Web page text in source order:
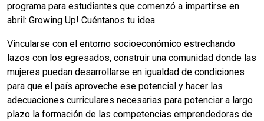
programa para estudiantes que comenzó a impartirse en
abril: Growing Up! Cuéntanos tu idea.
Vincularse con el entorno socioeconómico estrechando
lazos con los egresados, construir una comunidad donde las
mujeres puedan desarrollarse en igualdad de condiciones
para que el país aproveche ese potencial y hacer las
adecuaciones curriculares necesarias para potenciar a largo
plazo la formación de las competencias emprendedoras de